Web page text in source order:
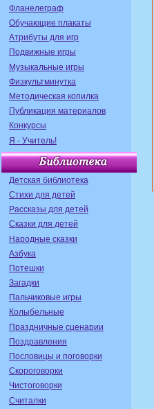
Фланелеграф
Обучающие плакаты
Атрибуты для игр
Подвижные игры
Музыкальные игры
Физкультминутка
Методическая копилка
Публикация материалов
Конкурсы
Я - Учитель!
Детская библиотека
Стихи для детей
Рассказы для детей
Сказки для детей
Народные сказки
Азбука
Потешки
Загадки
Пальчиковые игры
Колыбельные
Праздничные сценарии
Поздравления
Пословицы и поговорки
Скороговорки
Чистоговорки
Считалки